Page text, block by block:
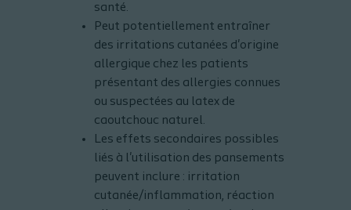
santé.
Peut potentiellement entraîner
des irritations cutanées d'origine
allergique chez les patients
présentant des allergies connues
ou suspectées au latex de
caoutchouc naturel.
Les effets secondaires possibles
liés à l'utilisation des pansements
peuvent inclure : irritation
cutanée/inflammation, réaction